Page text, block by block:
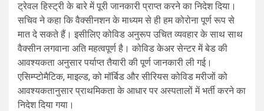
ट्रेवल हिस्ट्री के बारे में पूरी जानकारी प्राप्त करने का निदेश दिया।
सचिव ने कहा कि वैक्सीनशन के माध्यम से ही हम कोरोना पूर्ण रूप से
मात दे सकते हैं। इसीलिए कोविड अनुरूप उचित व्यवहार के साथ साथ
वैक्सीन लगवाना अति महत्वपूर्ण है। कोविड केअर सेन्टर में बेड की
आवश्यकता अनुसार पर्याप्त तैयारी की पूर्ण जानकारी ली गई।
एसिम्प्टोमैटिक, माइल्ड, को मॉर्बिड और सीरियस कोविड मरीजों को
आवश्यकतानुसार प्राथमिकता के आधार पर अस्पतालों में भर्ती करने का
निदेश दिया गया।